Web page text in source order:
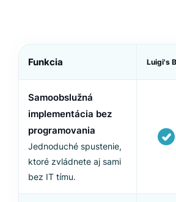
Funkcia Luigi's
Samoobslužná
implementácia bez
programovania
Jednoduché spustenie,
ktoré zvládnete aj sami
bez IT tímu.